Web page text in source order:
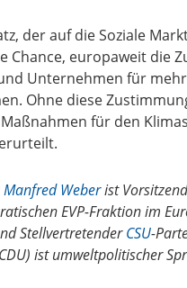
der auf die Soziale
Chance, europaweit die
Unternehmen für
Ohne diese
für den
Manfred Weberist
EVP-Fraktion im
StellvertretenderCSU-
ist umweltpolitischer